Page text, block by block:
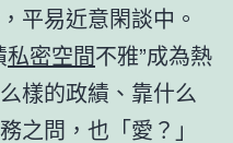
平易近意閑談中。
私密空間不雅”成為熱
樣的政績、靠什么
之問，也「愛？」